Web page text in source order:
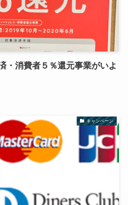
・消費者５％還元事業がいよ
キャンペーン